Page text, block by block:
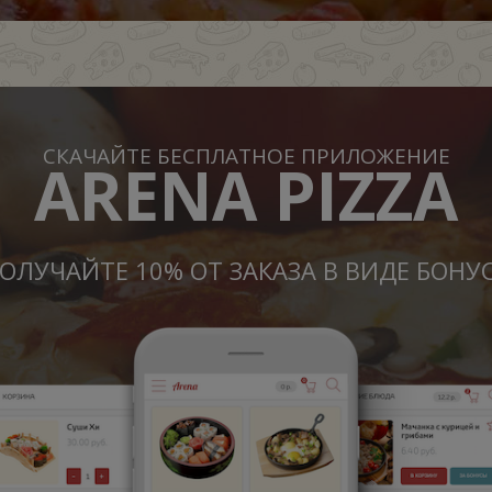
СКАЧАЙТЕ БЕСПЛАТНОЕ ПРИЛОЖЕНИЕ
ARENA PIZZA
10% ОТ ЗАКАЗА В ВИДЕ